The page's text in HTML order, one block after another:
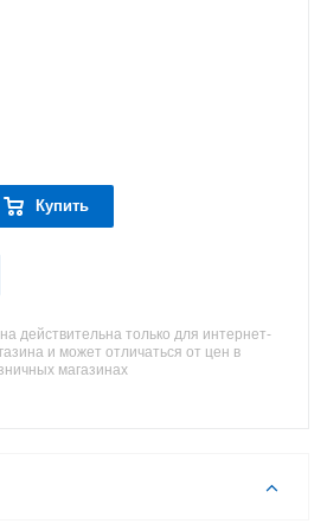
Купить
действительна только для интернет-
и может отличаться от цен в
магазинах